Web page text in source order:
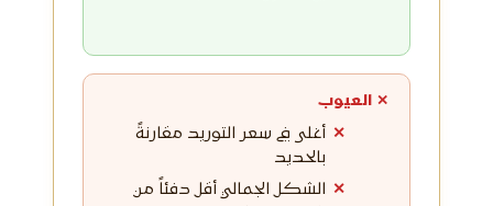
✕ العيوب
أغلى في سعر التوريد مقارنةً
بالحديد
الشكل الجمالي أقل دفئاً من